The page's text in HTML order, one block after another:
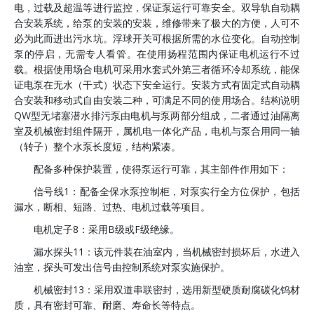
电，过载及超温等进行监控，保证泵运行可靠安全。双导轨自动耦
合安装系统，给泵的安装的安装，维修带来了极大的方便，人可不
必为此而进出污水坑。浮球开关可根据所需的水位变化。自动控制
泵的停启，无需专人看管。在使用扬程范围内保证电机运行不过
载。根据使用场合电机可采用水套式外第三者循环冷却系统，能保
证电泵在无水（干式）状态下安全运行。安装方式有固定式自动耦
合安装和移动式自由安装二种，可满足不同的使用场合。结构说明
QW型无堵塞潜水排污泵由电机与泵两部分组成，二者通过油隔离
室及机械密封组件隔开，属机电一体化产品，电机与泵合用同一轴
（转子）整个水泵长度短，结构紧凑。
配备多种保护装置，使得泵运行可靠，其主部件作用如下：
信号线1：配备全保水泵控制柜，对泵实行全方位保护，包括
漏水，断相、短路、过热、电机过载等项目。
电机定子8：采用B级或F级绝缘。
漏水探头11：该元件装在油室内，当机械密封损坏后，水进入
油室，探头可发出信号由控制系统对泵实施保护。
机械密封13：采用双道串联密封，选用新型硬质耐腐碳化钨材
质，具有密封可靠、耐磨、寿命长等特点。